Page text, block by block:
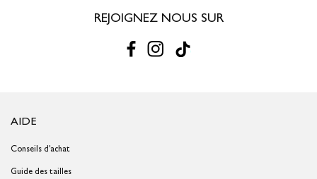
livraison/retour disponible dans votre compte client (rubrique "Mes
Gagnez du temps en échangeant votre produit
REJOIGNEZ NOUS SUR
AIDE
Conseils d'achat
Guide des tailles